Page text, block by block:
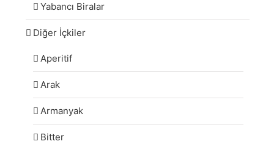
Yabancı Biralar
Diğer İçkiler
Aperitif
Arak
Armanyak
Bitter